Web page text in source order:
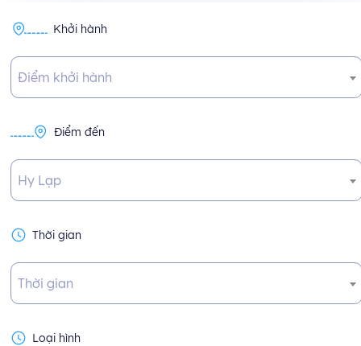
Khởi hành
Điểm khởi hành
Điểm đến
Hy Lạp
Thời gian
Thời gian
Loại hình